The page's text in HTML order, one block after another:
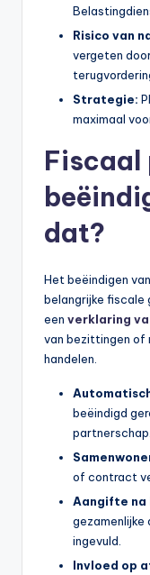
Risico van
vergeten
Strategie:
maximaal
dat?
Het beëindigen
belangrijke fiscale
een verklaring
van bezittingen
handelen.
beëindigd
partnerschap.
of contract
Aangifte na
ingevuld.
Invloed op